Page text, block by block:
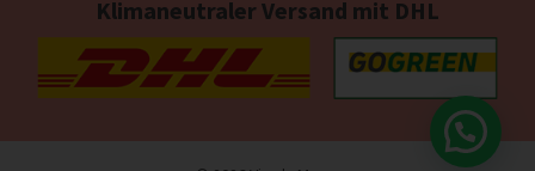
Klimaneutraler Versand mit DHL